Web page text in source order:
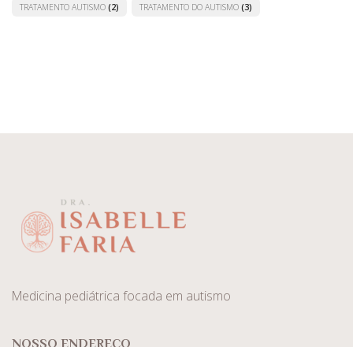
TRATAMENTO AUTISMO (2) TRATAMENTO DO AUTISMO (3)
Medicina pediátrica focada em autismo
NOSSO ENDEREÇO